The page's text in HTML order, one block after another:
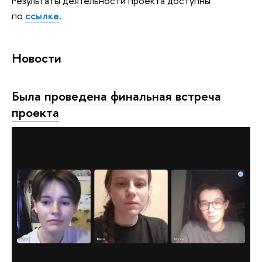
по ссылке.
Новости
Была проведена финальная встреча
проекта